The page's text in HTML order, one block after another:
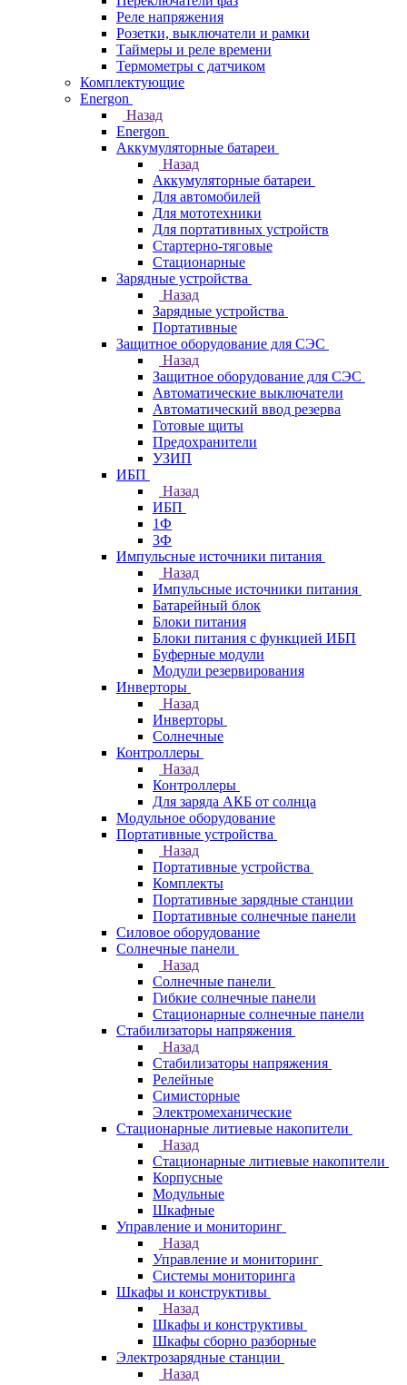
Реле напряжения
Розетки, выключатели и рамки
Таймеры и реле времени
Термометры c датчиком
Комплектующие
Energon
Назад
Energon
Аккумуляторные батареи
Назад
Аккумуляторные батареи
Для автомобилей
Для мототехники
Для портативных устройств
Стартерно-тяговые
Стационарные
Зарядные устройства
Назад
Зарядные устройства
Портативные
Защитное оборудование для СЭС
Назад
Защитное оборудование для СЭС
Автоматические выключатели
Автоматический ввод резерва
Готовые щиты
Предохранители
УЗИП
ИБП
Назад
ИБП
1Ф
3Ф
Импульсные источники питания
Назад
Импульсные источники питания
Батарейный блок
Блоки питания
Блоки питания с функцией ИБП
Буферные модули
Модули резервирования
Инверторы
Назад
Инверторы
Солнечные
Контроллеры
Назад
Контроллеры
Для заряда АКБ от солнца
Модульное оборудование
Портативные устройства
Назад
Портативные устройства
Комплекты
Портативные зарядные станции
Портативные солнечные панели
Силовое оборудование
Солнечные панели
Назад
Солнечные панели
Гибкие солнечные панели
Стационарные солнечные панели
Стабилизаторы напряжения
Назад
Стабилизаторы напряжения
Релейные
Симисторные
Электромеханические
Стационарные литиевые накопители
Назад
Стационарные литиевые накопители
Корпусные
Модульные
Шкафные
Управление и мониторинг
Назад
Управление и мониторинг
Системы мониторинга
Шкафы и конструктивы
Назад
Шкафы и конструктивы
Шкафы сборно разборные
Электрозарядные станции
Назад